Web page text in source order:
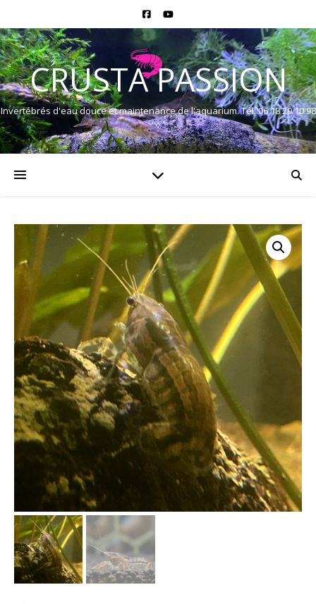
CRUSTA PASSION
Invertébrés d'eau douce et maintenance de l'aquarium. Tél: 06 18 29 10 98